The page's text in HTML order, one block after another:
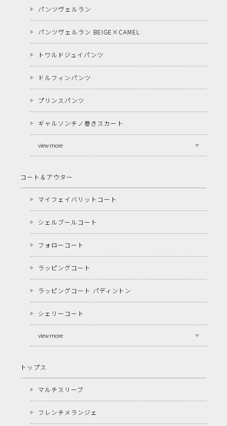
パンツヴェルラン
パンツヴェルラン BEIGE×CAMEL
トワルドジュイパンツ
ドルフィンパンツ
プリンスパンツ
ギャルソンチノ巻きスカート
view more
コート＆アウター
マイフェイバリットコート
シェルブールコート
フォローコート
ラッピングコート
ラッピングコート パディントン
シェリーコート
view more
トップス
マルチスリーブ
フレンチメランジェ